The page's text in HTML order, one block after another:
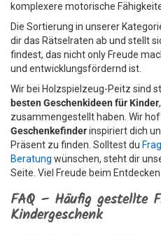
komplexere motorische
Die Sortierung in unserer
dir das Rätselraten ab und stellt
findest, das nicht only Freude
und entwicklungsfördernd ist.
Wir bei Holzspielzeug-Peitz sind
besten Geschenkideen für Kinder
zusammengestellt haben. Wir
Geschenkefinderinspiriert dich
Präsent zu finden. Solltest du
Beratung wünschen, steht dir
Seite. Viel Freude beim
FAQ – Häufig gestellte
Kindergeschenk